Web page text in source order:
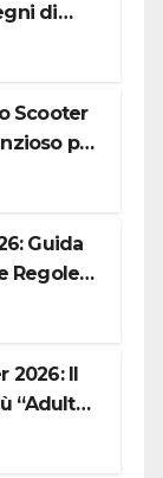
di
Scooter
per
Guida
Regole,
Il
“Adulto”,